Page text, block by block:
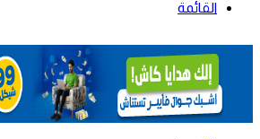
القائمة